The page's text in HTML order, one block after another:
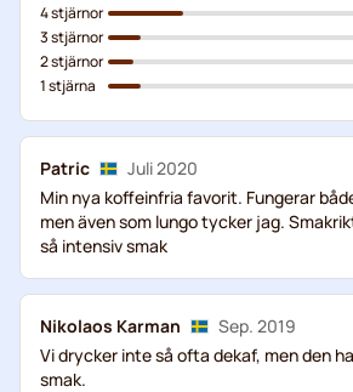
4 stjärnor
3 stjärnor
2 stjärnor
1 stjärna
Patric
Juli 2020
Min nya koffeinfria favorit. Fungerar
men även som lungo tycker jag.
så intensiv smak
Nikolaos Karman
Sep. 2019
Vi drycker inte så ofta dekaf, men den
smak.